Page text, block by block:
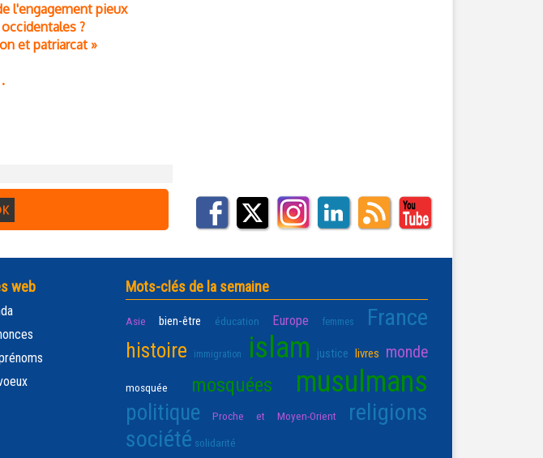
l'engagement pieux
?
et patriarcat »
web Mots-clés de la semaine
Asie bien-être éducation Europe femmes France
histoire immigration islam justice livres monde
mosquée mosquées musulmans
politique Proche et Moyen-Orient
religions
société solidarité